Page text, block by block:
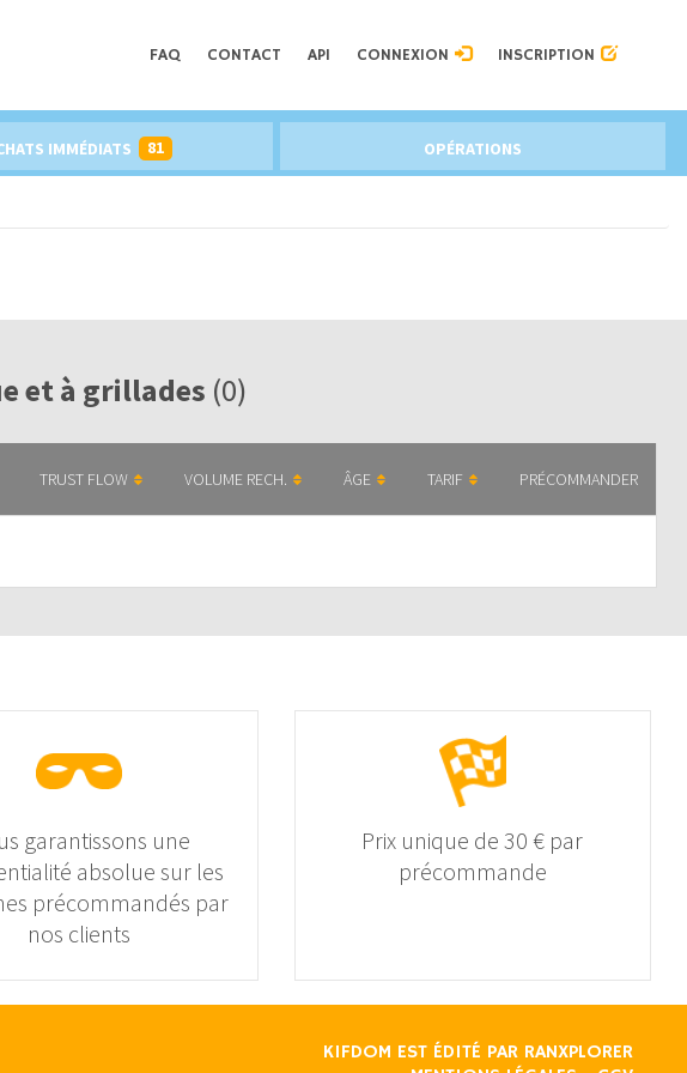
FAQ CONTACT API CONNEXION INSCRIPTION
IMMÉDIATS 81 OPÉRATIONS
et à grillades (0)
TRUST FLOW VOLUME RECH. ÂGE TARIF PRÉCOMMANDER
garantissons une
absolue sur les
précommandés par
nos clients
Prix unique de 30 € par
précommande
KIFDOM EST ÉDITÉ PAR RANXPLORER